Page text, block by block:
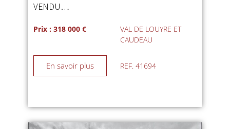
VENDU…
Prix : 318 000 €
VAL DE LOUYRE ET
CAUDEAU
En savoir plus REF. 41694